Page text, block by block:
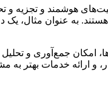
به عنوان
امکان جمع‌آوری و
ارائه خدمات بهتر به